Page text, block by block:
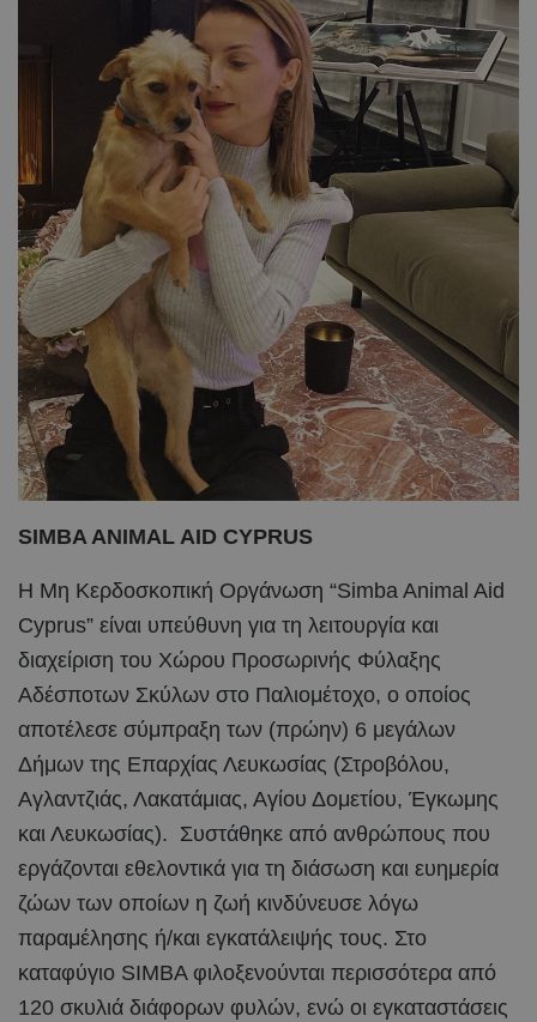
SIMBA ANIMAL AID CYPRUS
Η Μη Κερδοσκοπική Οργάνωση “Simba Animal Aid
Cyprus” είναι υπεύθυνη για τη λειτουργία και
διαχείριση του Χώρου Προσωρινής Φύλαξης
Αδέσποτων Σκύλων στο Παλιομέτοχο, ο οποίος
αποτέλεσε σύμπραξη των (πρώην) 6 μεγάλων
Δήμων της Επαρχίας Λευκωσίας (Στροβόλου,
Αγλαντζιάς, Λακατάμιας, Αγίου Δομετίου, Έγκωμης
και Λευκωσίας). Συστάθηκε από ανθρώπους που
εργάζονται εθελοντικά για τη διάσωση και ευημερία
ζώων των οποίων η ζωή κινδύνευσε λόγω
παραμέλησης ή/και εγκατάλειψής τους. Στο
καταφύγιο SIMBA φιλοξενούνται περισσότερα από
120 σκυλιά διάφορων φυλών, ενώ οι εγκαταστάσεις